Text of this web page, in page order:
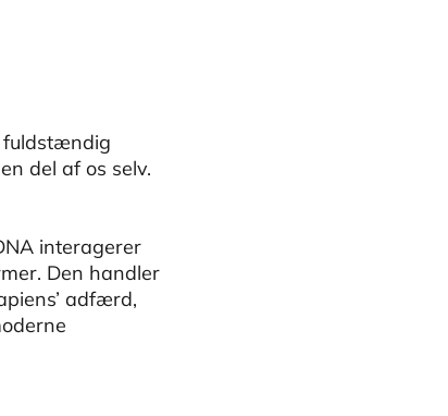
fuldstændig
del af os selv.
interagerer
Den handler
adfærd,